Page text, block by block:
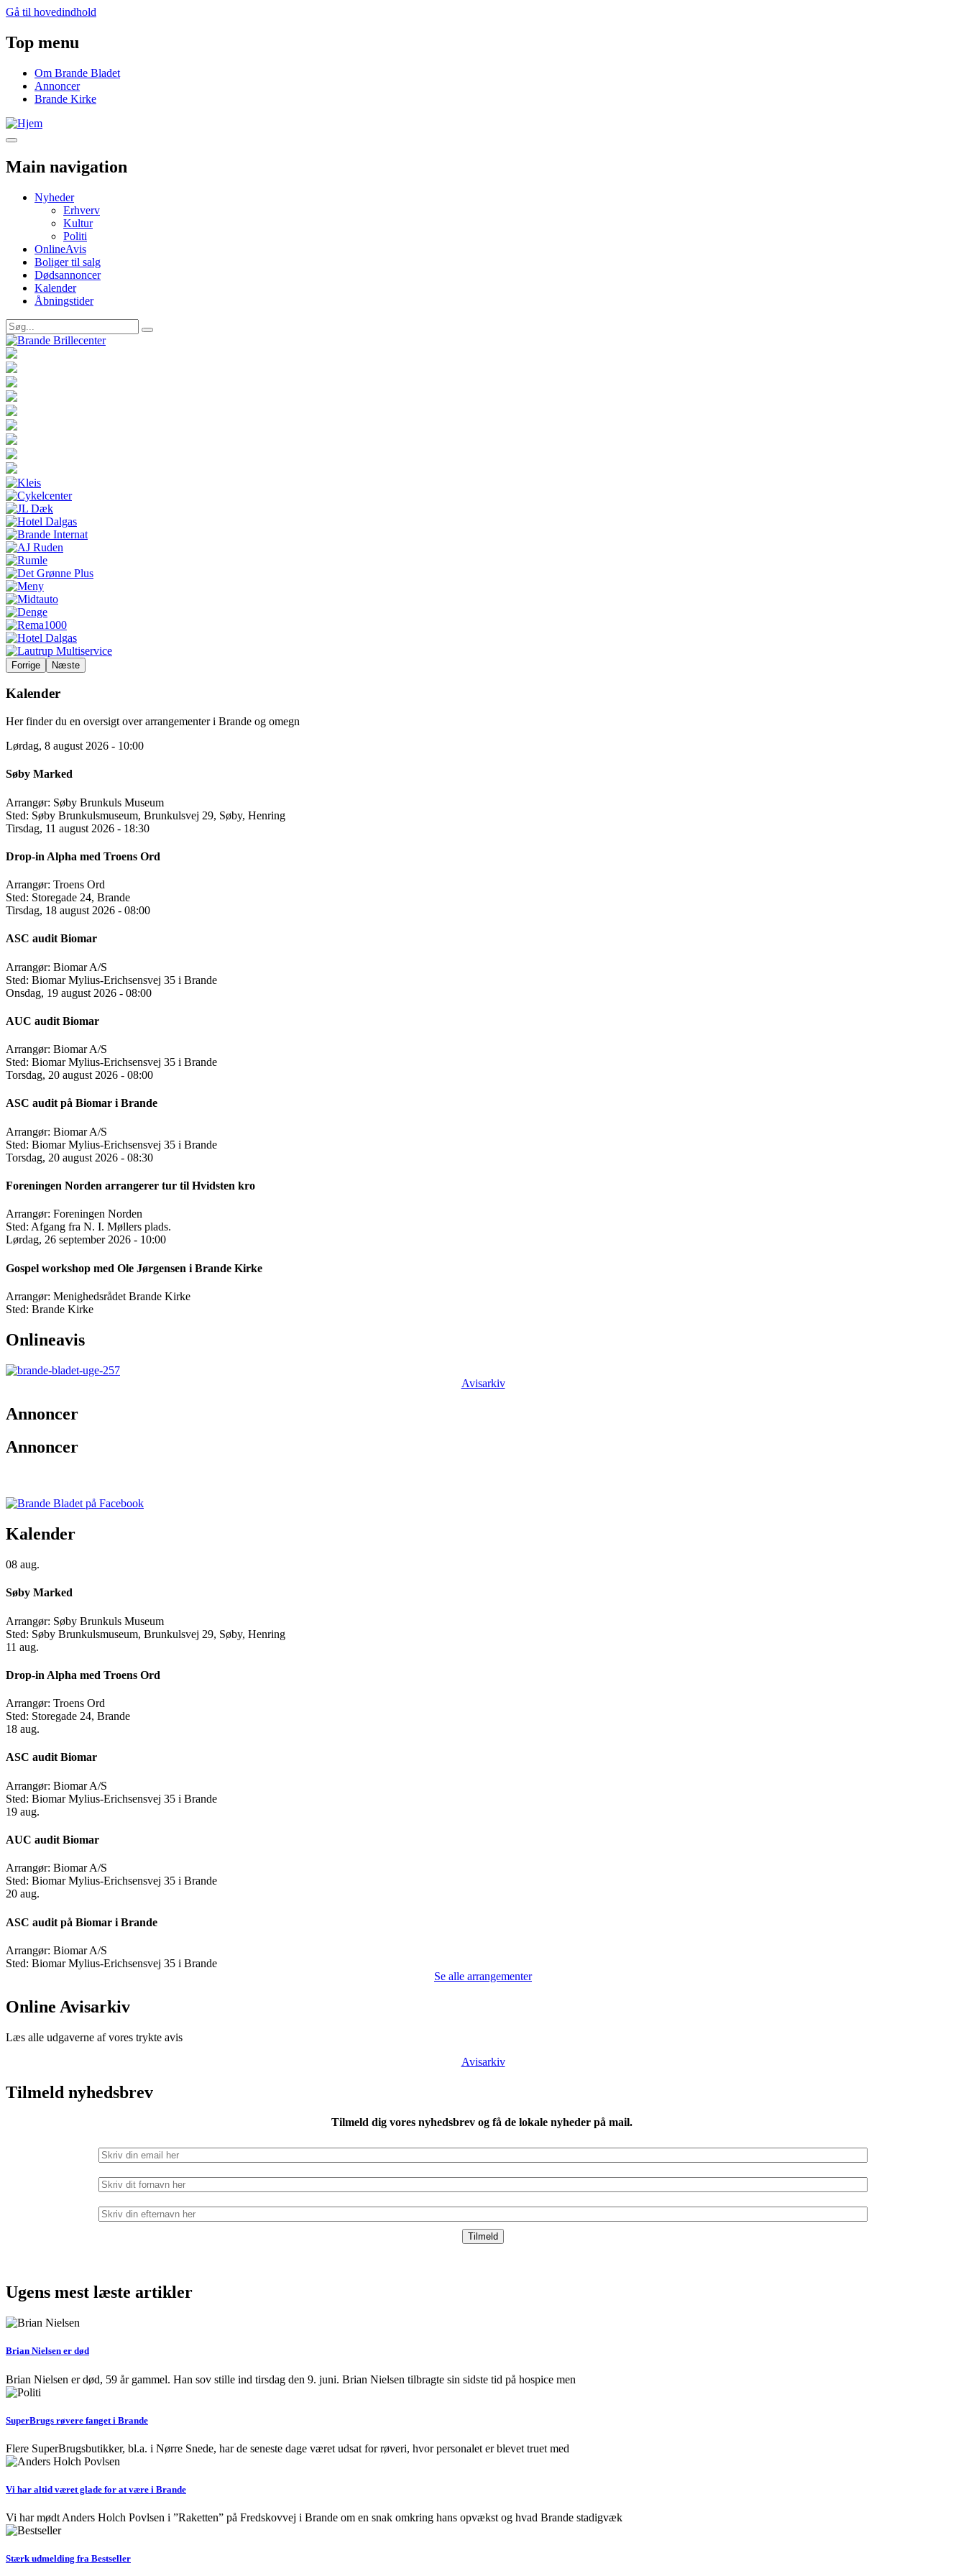
Gå til hovedindhold
Top menu
Om Brande Bladet
Annoncer
Brande Kirke
Main navigation
Nyheder
Erhverv
Kultur
Politi
OnlineAvis
Boliger til salg
Dødsannoncer
Kalender
Åbningstider
Forrige Næste
Kalender
Her finder du en oversigt over arrangementer i Brande og omegn
Lørdag, 8 august 2026 - 10:00
Søby Marked
Arrangør: Søby Brunkuls Museum
Sted: Søby Brunkulsmuseum, Brunkulsvej 29, Søby, Henring
Tirsdag, 11 august 2026 - 18:30
Drop-in Alpha med Troens Ord
Arrangør: Troens Ord
Sted: Storegade 24, Brande
Tirsdag, 18 august 2026 - 08:00
ASC audit Biomar
Arrangør: Biomar A/S
Sted: Biomar Mylius-Erichsensvej 35 i Brande
Onsdag, 19 august 2026 - 08:00
AUC audit Biomar
Arrangør: Biomar A/S
Sted: Biomar Mylius-Erichsensvej 35 i Brande
Torsdag, 20 august 2026 - 08:00
ASC audit på Biomar i Brande
Arrangør: Biomar A/S
Sted: Biomar Mylius-Erichsensvej 35 i Brande
Torsdag, 20 august 2026 - 08:30
Foreningen Norden arrangerer tur til Hvidsten kro
Arrangør: Foreningen Norden
Sted: Afgang fra N. I. Møllers plads.
Lørdag, 26 september 2026 - 10:00
Gospel workshop med Ole Jørgensen i Brande Kirke
Arrangør: Menighedsrådet Brande Kirke
Sted: Brande Kirke
Onlineavis
Avisarkiv
Annoncer
Annoncer
Kalender
08 aug.
Søby Marked
Arrangør: Søby Brunkuls Museum
Sted: Søby Brunkulsmuseum, Brunkulsvej 29, Søby, Henring
11 aug.
Drop-in Alpha med Troens Ord
Arrangør: Troens Ord
Sted: Storegade 24, Brande
18 aug.
ASC audit Biomar
Arrangør: Biomar A/S
Sted: Biomar Mylius-Erichsensvej 35 i Brande
19 aug.
AUC audit Biomar
Arrangør: Biomar A/S
Sted: Biomar Mylius-Erichsensvej 35 i Brande
20 aug.
ASC audit på Biomar i Brande
Arrangør: Biomar A/S
Sted: Biomar Mylius-Erichsensvej 35 i Brande
Se alle arrangementer
Online Avisarkiv
Læs alle udgaverne af vores trykte avis
Avisarkiv
Tilmeld nyhedsbrev
Tilmeld dig vores nyhedsbrev og få de lokale nyheder på mail.
Ugens mest læste artikler
Brian Nielsen er død
Brian Nielsen er død, 59 år gammel. Han sov stille ind tirsdag den 9. juni. Brian Nielsen tilbragte sin sidste tid på hospice men
SuperBrugs røvere fanget i Brande
Flere SuperBrugsbutikker, bl.a. i Nørre Snede, har de seneste dage været udsat for røveri, hvor personalet er blevet truet med
Vi har altid været glade for at være i Brande
Vi har mødt Anders Holch Povlsen i ”Raketten” på Fredskovvej i Brande om en snak omkring hans opvækst og hvad Brande stadigvæk
Stærk udmelding fra Bestseller